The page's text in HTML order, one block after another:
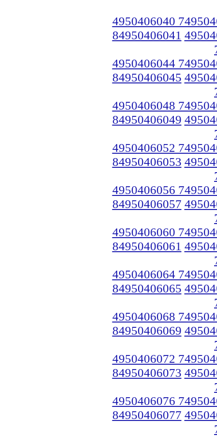
4950406040
84950406041
4950406044
84950406045
4950406048
84950406049
4950406052
84950406053
4950406056
84950406057
4950406060
84950406061
4950406064
84950406065
4950406068
84950406069
4950406072
84950406073
4950406076
84950406077